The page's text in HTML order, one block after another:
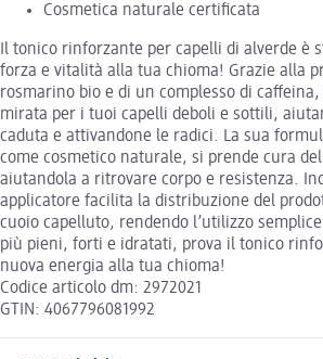
Cosmetica naturale certificata
Il tonico rinforzante per capelli di alverde è
forza e vitalità alla tua chioma! Grazie alla
rosmarino bio e di un complesso di
mirata per i tuoi capelli deboli e sottili,
caduta e attivandone le radici. La sua
come cosmetico naturale, si prende cura
aiutandola a ritrovare corpo e resistenza.
applicatore facilita la distribuzione del
cuoio capelluto, rendendo l’utilizzo
più pieni, forti e idratati, prova il tonico
nuova energia alla tua chioma!
Codice articolo dm: 2972021
GTIN: 4067796081992